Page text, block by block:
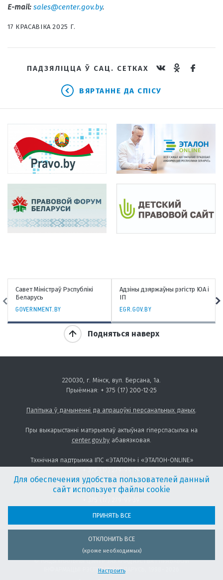
E-mail: sales@center.gov.by.
17 КРАСАВIКА 2025 Г.
ПАДЗЯЛІЦЦА Ў САЦ. СЕТКАХ
ВЯРТАННЕ ДА СПІСУ
Рэспублікі
Адзіны дзяржаўны рэгістр ЮА і
Нацыянальны
Подняться наверх
220030, г. Мінск, вул. Берсана, 1а.
Прыёмная: + 375 (17) 200-12-25
Палітыка ў дачыненні да апрацоўкі персанальных даных
Пры выкарыстанні матэрыялаў актыўная гіперспасылка на
center.gov.by абавязковая.
Тэхнічная падтрымка ІПС «ЭТАЛОН» і «ЭТАЛОН-ONLINE»
Прадастаўленне тавараў і паслуг:
© НАЦЫЯНАЛЬНЫ ЦЭНТР ЗАКАНАДАЎСТВА I ПРАВАВОЙ
ІНФАРМАЦЫІ РЭСПУБЛІКІ БЕЛАРУСЬ, 1998- 2026
Для обеспечения удобства пользователей данный
сайт использует файлы cookie
ПРИНЯТЬ ВСЕ
ОТКЛОНИТЬ ВСЕ
(кроме необходимых)
Настроить